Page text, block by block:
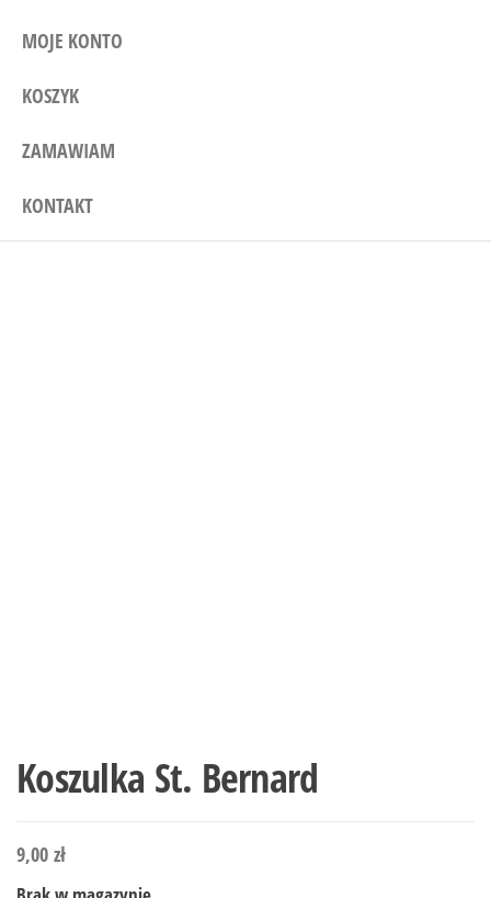
MOJE KONTO
KOSZYK
ZAMAWIAM
KONTAKT
Koszulka St. Bernard
9,00 zł